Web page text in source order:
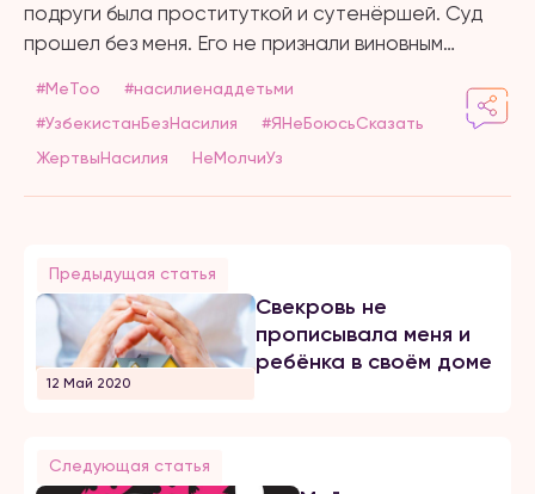
подруги была проституткой и сутенёршей. Суд
прошел без меня. Его не признали виновным…
#MeToo
#насилиенаддетьми
#УзбекистанБезНасилия
#ЯНеБоюсьСказать
ЖертвыНасилия
НеМолчиУз
Предыдущая статья
12 Май 2020
Свекровь не
прописывала меня и
ребёнка в своём доме
Следующая статья